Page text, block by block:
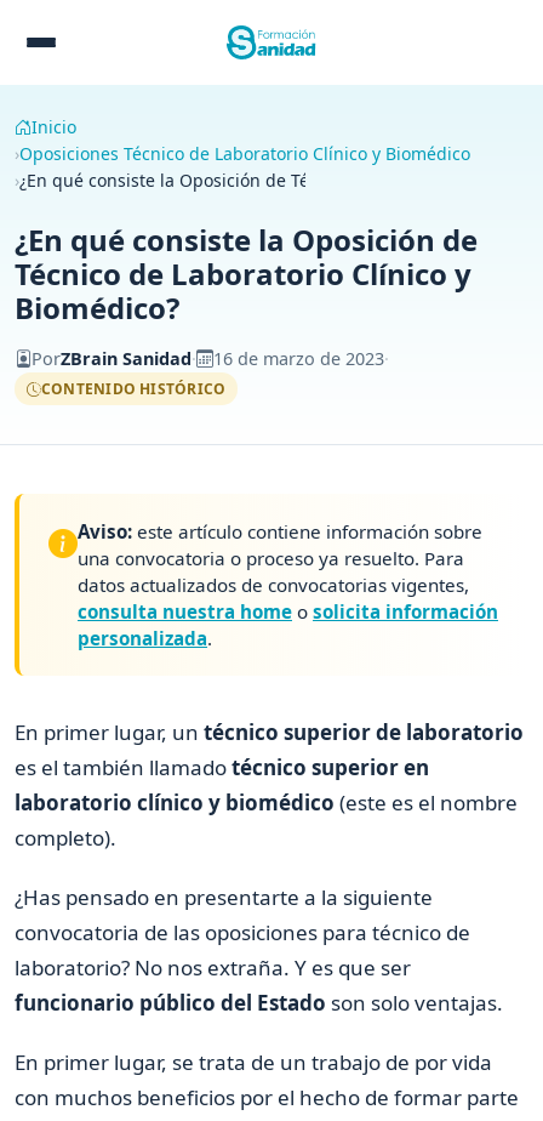
Inicio
Oposiciones Técnico de Laboratorio Clínico y Biomédico
¿En qué consiste la Oposición de Técnico de Laboratorio Clínico
¿En qué consiste la Oposición de
Técnico de Laboratorio Clínico y
Biomédico?
PorZBrain Sanidad· 16 de marzo de 2023·
CONTENIDO HISTÓRICO
Aviso: este artículo contiene información sobre
una convocatoria o proceso ya resuelto. Para
datos actualizados de convocatorias vigentes,
consulta nuestra home o solicita información
personalizada.
En primer lugar, un técnico superior de laboratorio
es el también llamadotécnico superior en
laboratorio clínico y biomédico (este es el nombre
completo).
¿Has pensado en presentarte a la siguiente
convocatoria de las oposiciones para técnico de
laboratorio? No nos extraña. Y es que ser
funcionario público del Estado son solo ventajas.
En primer lugar, se trata de un trabajo de por vida
con muchos beneficios por el hecho de formar parte